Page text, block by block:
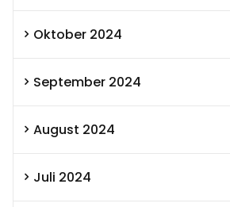
Oktober 2024
September 2024
August 2024
Juli 2024